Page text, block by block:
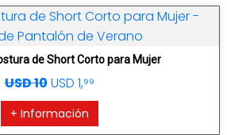
de Short Corto para Mujer
USD 10USD 1,⁹⁹
+ Información